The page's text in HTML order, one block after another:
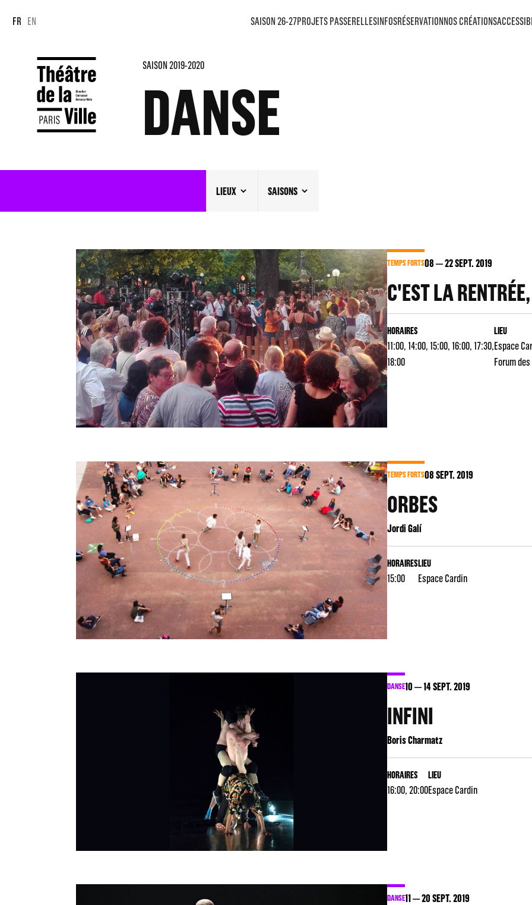
FR EN SAISON 26-27PROJETS PASSERELLESINFOSRÉSERVATIONNOS CRÉATIONS
SAISON 2019-2020
DANSE
LIEUX SAISONS
TEMPS FORTS08 22SEPT. 2019
C'EST LA
HORAIRES
11:00, 14:00, 15:00, 16:00, 17:30,
18:00
LIEU
Espace
Forum
TEMPS FORTS08SEPT. 2019
ORBES
Jordi Galí
HORAIRES
15:00
LIEU
Espace Cardin
DANSE10 14SEPT. 2019
INFINI
Boris Charmatz
HORAIRES
16:00, 20:00
LIEU
Espace Cardin
DANSE11 20SEPT. 2019